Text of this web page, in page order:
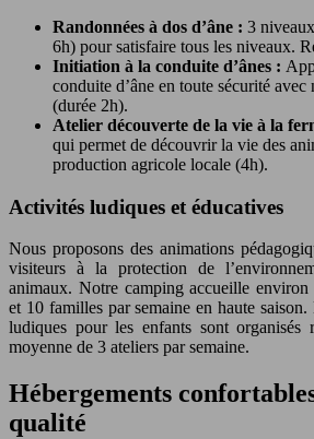
Randonnées à dos d’âne : 3
6h) pour satisfaire tous les niveaux.
Initiation à la conduite d’ânes :
conduite d’âne en toute sécurité
(durée 2h).
Atelier découverte de la vie à la
qui permet de découvrir la vie des
production agricole locale (4h).
Activités ludiques et éducatives
Nous proposons des animations
visiteurs à la protection de
animaux. Notre camping accueille environ
et 10 familles par semaine en haute
ludiques pour les enfants sont organisés
moyenne de 3 ateliers par semaine.
Hébergements
qualité